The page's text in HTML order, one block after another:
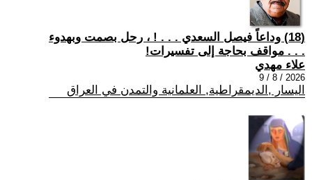
(18) وداعاً فيصل السعدي . . . ! ، رحل بصمت وبهدوء
. . . مواقف بحاجة إلى تفسيرات!
علاء مهدي
2026 / 8 / 9
اليسار ,الديمقراطية, العلمانية والتمدن في العراق